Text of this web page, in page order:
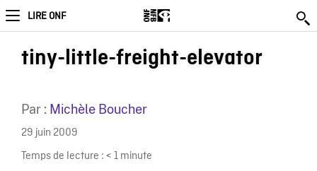
LIRE ONF
tiny-little-freight-elevator
Par : Michèle Boucher
29 juin 2009
Temps de lecture : < 1 minute